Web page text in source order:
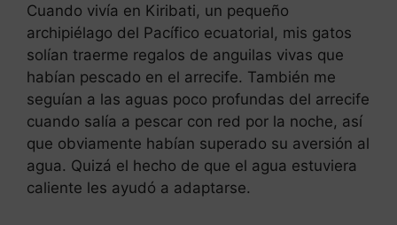
Cuando vivía en Kiribati, un pequeño
archipiélago del Pacífico ecuatorial, mis gatos
solían traerme regalos de anguilas vivas que
habían pescado en el arrecife. También me
seguían a las aguas poco profundas del arrecife
cuando salía a pescar con red por la noche, así
que obviamente habían superado su aversión al
agua. Quizá el hecho de que el agua estuviera
caliente les ayudó a adaptarse.